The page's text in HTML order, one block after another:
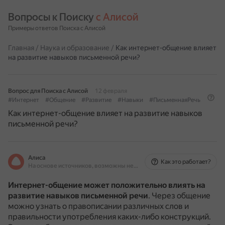
Вопросы к Поиску с Алисой
Примеры ответов Поиска с Алисой
Главная / Наука и образование / Как интернет-общение влияет
на развитие навыков письменной речи?
Вопрос для Поиска с Алисой
12 февраля
#Интернет
#Общение #Развитие #Навыки #ПисьменнаяРечь
Как интернет-общение влияет на развитие навыков
письменной речи?
Алиса
На основе источников, возможны неточности
Как это работает?
Интернет-общение может положительно влиять на
развитие навыков письменной речи. Через общение
можно узнать о правописании различных слов и
правильности употребления каких-либо конструкций.